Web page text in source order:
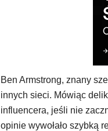
Ben Armstrong, znany
innych sieci. Mówiąc
influencera, jeśli nie
opinie wywołało szybką